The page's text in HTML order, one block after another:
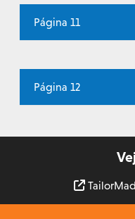
Página 11
Página 12